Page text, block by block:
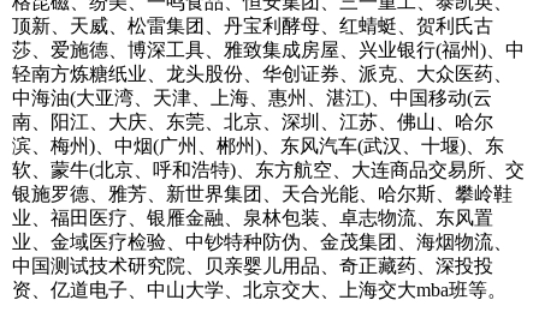
顶新、天威、松雷集团、丹宝利酵母、红蜻蜓、贺利氏古
莎、爱施德、博深工具、雅致集成房屋、兴业银行(福州)、中
轻南方炼糖纸业、龙头股份、华创证券、派克、大众医药、
中海油(大亚湾、天津、上海、惠州、湛江)、中国移动(云
南、阳江、大庆、东莞、北京、深圳、江苏、佛山、哈尔
滨、梅州)、中烟(广州、郴州)、东风汽车(武汉、十堰)、东
软、蒙牛(北京、呼和浩特)、东方航空、大连商品交易所、交
银施罗德、雅芳、新世界集团、天合光能、哈尔斯、攀岭鞋
业、福田医疗、银雁金融、泉林包装、卓志物流、东风置
业、金域医疗检验、中钞特种防伪、金茂集团、海烟物流、
中国测试技术研究院、贝亲婴儿用品、奇正藏药、深投投
资、亿道电子、中山大学、北京交大、上海交大mba班等。